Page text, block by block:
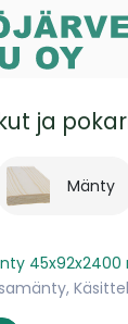
ja
Mänty
45x92x2400